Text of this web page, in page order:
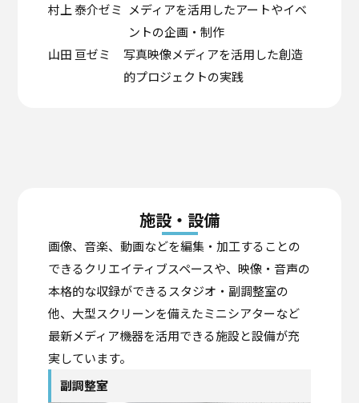
村上 泰介ゼミ
メディアを活用したアートやイベ
ントの企画・制作
山田 亘ゼミ
写真映像メディアを活用した創造
的プロジェクトの実践
施設・設備
画像、音楽、動画などを編集・加工することの
できるクリエイティブスペースや、映像・音声の
本格的な収録ができるスタジオ・副調整室の
他、大型スクリーンを備えたミニシアターなど
最新メディア機器を活用できる施設と設備が充
実しています。
副調整室